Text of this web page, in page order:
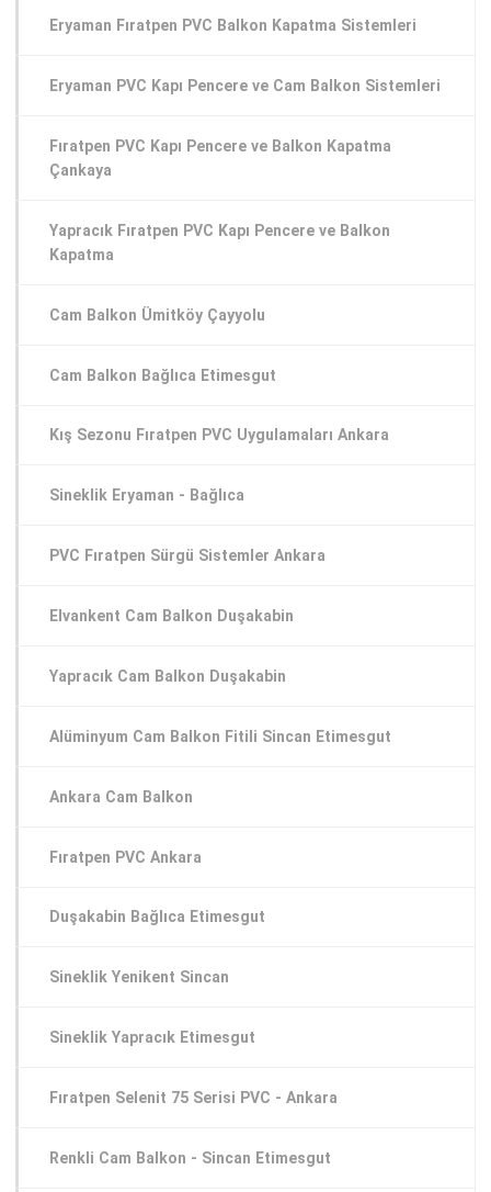
Eryaman Fıratpen PVC Balkon Kapatma Sistemleri
Eryaman PVC Kapı Pencere ve Cam Balkon Sistemleri
Fıratpen PVC Kapı Pencere ve Balkon Kapatma
Çankaya
Yapracık Fıratpen PVC Kapı Pencere ve Balkon
Kapatma
Cam Balkon Ümitköy Çayyolu
Cam Balkon Bağlıca Etimesgut
Kış Sezonu Fıratpen PVC Uygulamaları Ankara
Sineklik Eryaman - Bağlıca
PVC Fıratpen Sürgü Sistemler Ankara
Elvankent Cam Balkon Duşakabin
Yapracık Cam Balkon Duşakabin
Alüminyum Cam Balkon Fitili Sincan Etimesgut
Ankara Cam Balkon
Fıratpen PVC Ankara
Duşakabin Bağlıca Etimesgut
Sineklik Yenikent Sincan
Sineklik Yapracık Etimesgut
Fıratpen Selenit 75 Serisi PVC - Ankara
Renkli Cam Balkon - Sincan Etimesgut